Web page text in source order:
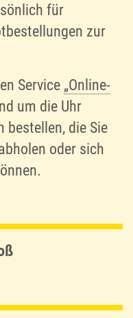
für
zur
Service „Online-
um die Uhr
bestellen, die Sie
oder sich